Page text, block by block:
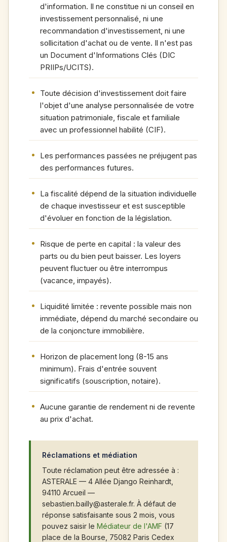
d'information. Il ne constitue ni un conseil en
investissement personnalisé, ni une
recommandation d'investissement, ni une
sollicitation d'achat ou de vente. Il n'est pas
un Document d'Informations Clés (DIC
PRIIPs/UCITS).
Toute décision d'investissement doit faire
l'objet d'une analyse personnalisée de votre
situation patrimoniale, fiscale et familiale
avec un professionnel habilité (CIF).
Les performances passées ne préjugent pas
des performances futures.
La fiscalité dépend de la situation individuelle
de chaque investisseur et est susceptible
d'évoluer en fonction de la législation.
Risque de perte en capital : la valeur des
parts ou du bien peut baisser. Les loyers
peuvent fluctuer ou être interrompus
(vacance, impayés).
Liquidité limitée : revente possible mais non
immédiate, dépend du marché secondaire ou
de la conjoncture immobilière.
Horizon de placement long (8-15 ans
minimum). Frais d'entrée souvent
significatifs (souscription, notaire).
Aucune garantie de rendement ni de revente
au prix d'achat.
Réclamations et médiation
Toute réclamation peut être adressée à :
ASTERALE — 4 Allée Django Reinhardt,
94110 Arcueil —
sebastien.bailly@asterale.fr. À défaut de
réponse satisfaisante sous 2 mois, vous
pouvez saisir le Médiateur de l'AMF (17
place de la Bourse, 75082 Paris Cedex